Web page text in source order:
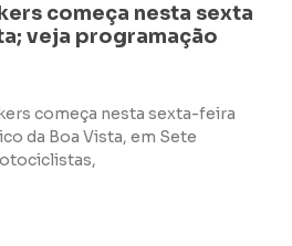
começa nesta sexta
veja programação
começa nesta sexta-feira
da Boa Vista, em Sete